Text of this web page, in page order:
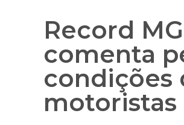
Record
comenta
condições